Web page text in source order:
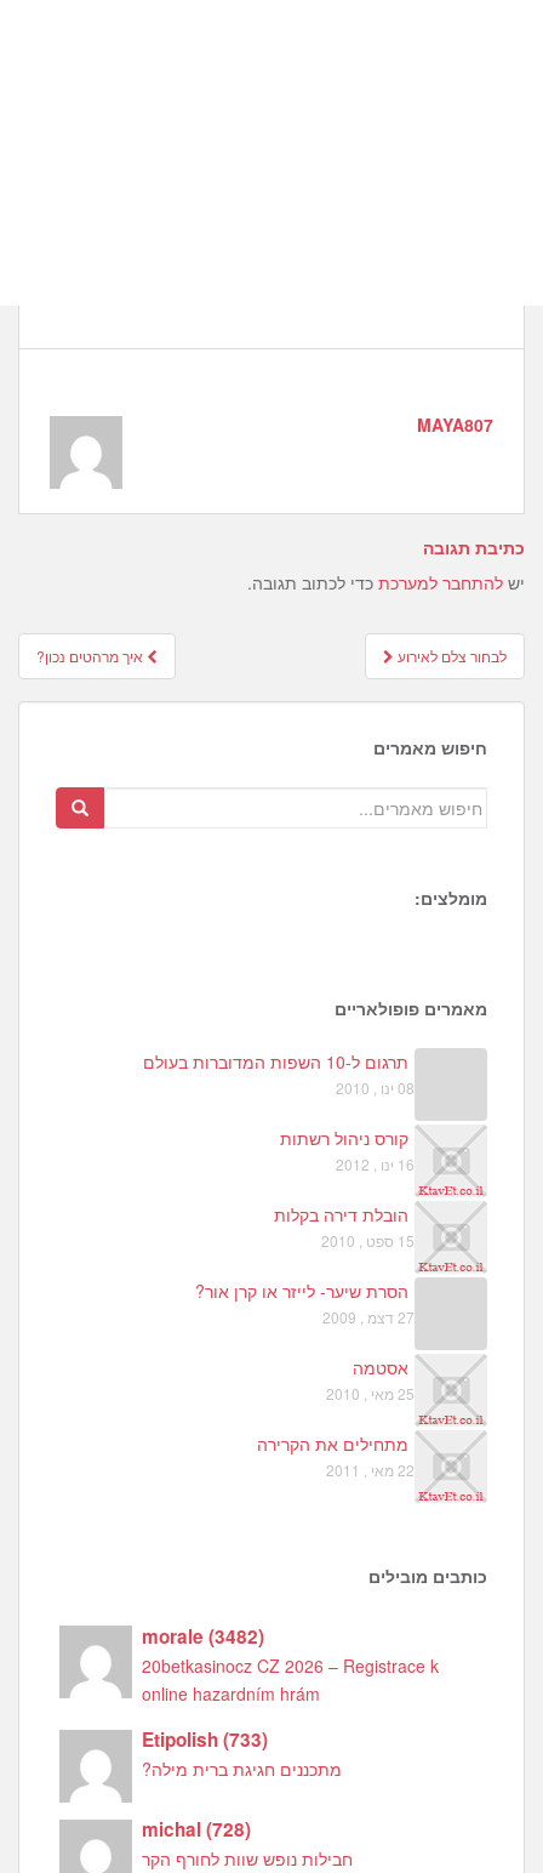
MAYA807
כתיבת תגובה
יש להתחבר למערכת כדי לכתוב תגובה.
Post
navigation
איך מרהטים נכון? לבחור צלם לאירוע
חיפוש מאמרים
מומלצים:
2
מאמרים פופולאריים
תרגום ל-10 השפות המדוברות בעולם
08 ינו , 2010
קורס ניהול רשתות
16 ינו , 2012
הובלת דירה בקלות
15 ספט , 2010
הסרת שיער- לייזר או קרן אור?
27 דצמ , 2009
אסטמה
25 מאי , 2010
מתחילים את הקרירה
22 מאי , 2011
כותבים מובילים
morale(3482)
20betkasinocz CZ 2026 – Registrace k
online hazardním hrám
Etipolish(733)
מתכננים חגיגת ברית מילה?
michal(728)
חבילות נופש שוות לחורף הקר